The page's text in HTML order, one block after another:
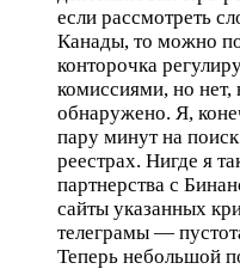
если рассмотреть
Канады, то можно
конторочка
комиссиями, но нет,
обнаружено. Я,
пару минут на
реестрах. Нигде я
партнерства с
сайты указанных
телеграмы —
Теперь небольшой